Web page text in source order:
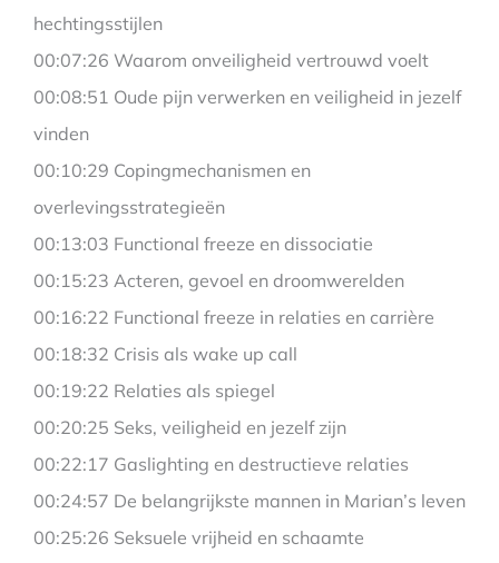
hechtingsstijlen
00:07:26 Waarom onveiligheid vertrouwd voelt
00:08:51 Oude pijn verwerken en veiligheid in jezelf
vinden
00:10:29 Copingmechanismen en
overlevingsstrategieën
00:13:03 Functional freeze en dissociatie
00:15:23 Acteren, gevoel en droomwerelden
00:16:22 Functional freeze in relaties en carrière
00:18:32 Crisis als wake up call
00:19:22 Relaties als spiegel
00:20:25 Seks, veiligheid en jezelf zijn
00:22:17 Gaslighting en destructieve relaties
00:24:57 De belangrijkste mannen in Marian’s leven
00:25:26 Seksuele vrijheid en schaamte